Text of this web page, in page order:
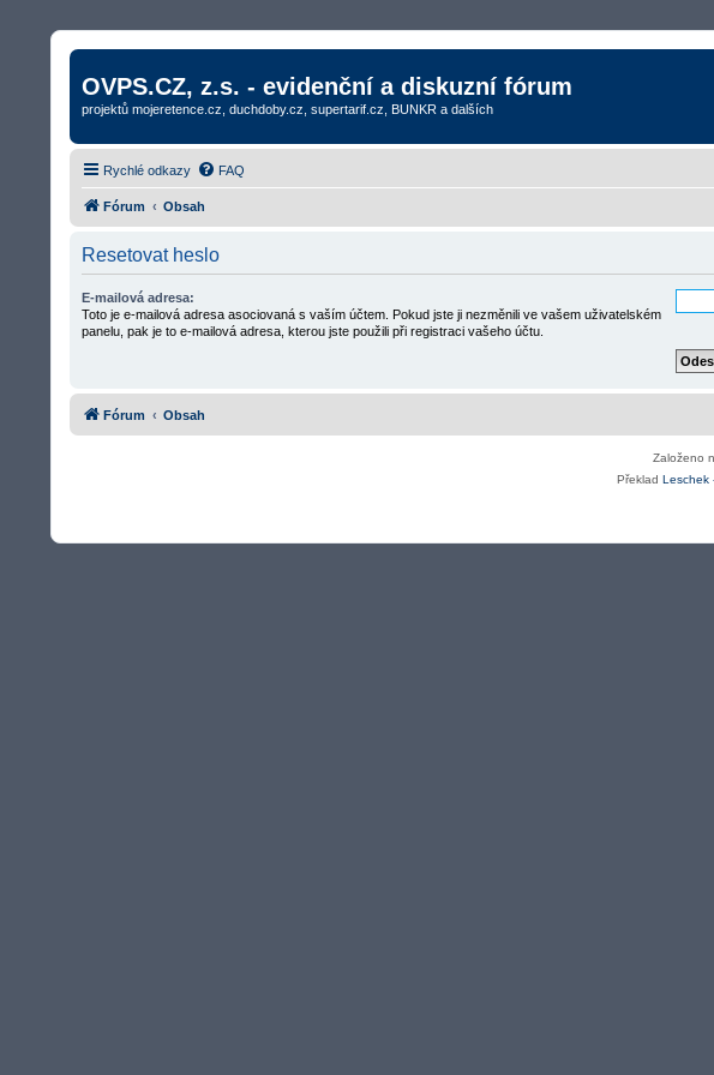
OVPS.CZ, z.s. - evidenční a diskuzní fórum
projektů mojeretence.cz, duchdoby.cz, supertarif.cz, BUNKR a dalších
Rychlé odkazy FAQ
Fórum Obsah
Resetovat heslo
E-mailová adresa:
Toto je e-mailová adresa asociovaná s vaším účtem. Pokud jste ji nezměnili ve vašem uživatelském
panelu, pak je to e-mailová adresa, kterou jste použili při registraci vašeho účtu.
Fórum Obsah
Založeno
Překlad Leschek